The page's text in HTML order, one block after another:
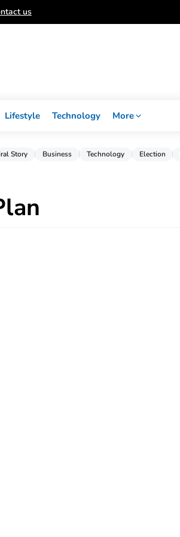
us
Lifestyle Technology More
Story Business Technology Election